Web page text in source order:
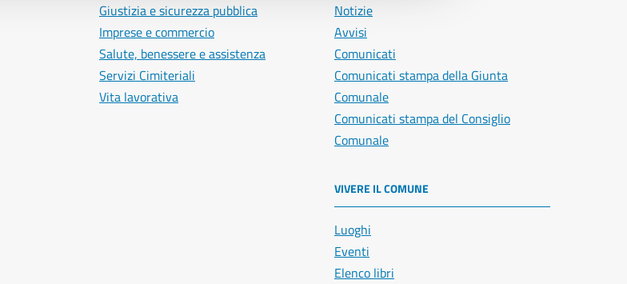
Giustizia e sicurezza pubblica
Imprese e commercio
Salute, benessere e assistenza
Servizi Cimiteriali
Vita lavorativa
Notizie
Avvisi
Comunicati
Comunicati stampa della Giunta
Comunale
Comunicati stampa del Consiglio
Comunale
VIVERE IL COMUNE
Luoghi
Eventi
Elenco libri